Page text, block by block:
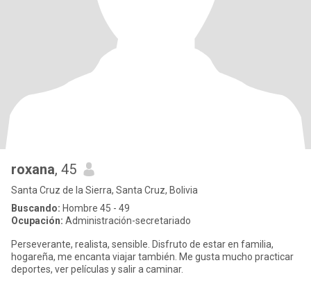
roxana, 45
Santa Cruz de la Sierra, Santa Cruz, Bolivia
Buscando: Hombre 45 - 49
Ocupación: Administración-secretariado
Perseverante, realista, sensible. Disfruto de estar en familia,
hogareña, me encanta viajar también. Me gusta mucho practicar
deportes, ver películas y salir a caminar.